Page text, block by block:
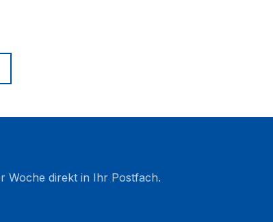
Woche direkt in Ihr Postfach.